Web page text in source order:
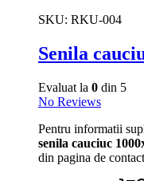
SKU: RKU-004
Senila
Evaluat la 0 din 5
No Reviews
Pentru informatii
senila cauciuc
din pagina de